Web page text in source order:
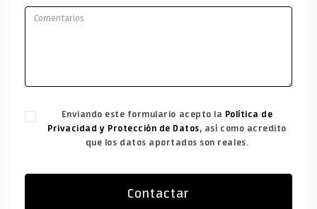
Enviando este formulario acepto la Política de
Privacidad y Protección de Datos, así como acredito
que los datos aportados son reales.
Contactar